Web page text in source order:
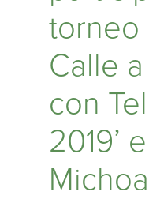
torneo
Calle
con
2019’